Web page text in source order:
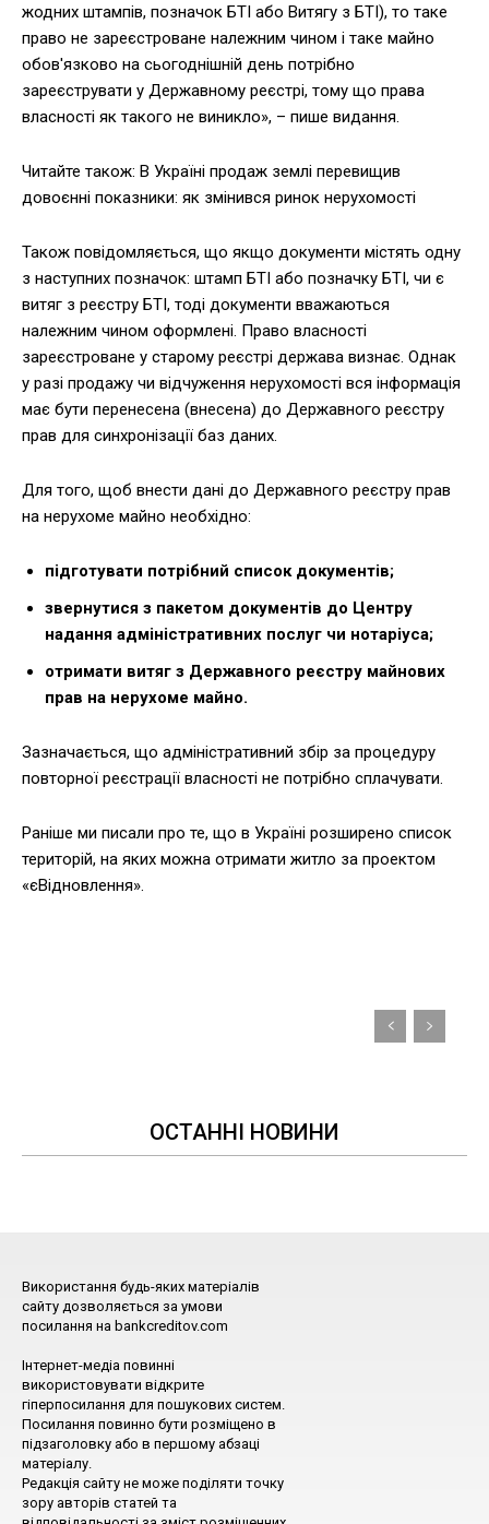
жодних штампів, позначок БТІ або Витягу з БТІ), то таке
право не зареєстроване належним чином і таке майно
обов'язково на сьогоднішній день потрібно
зареєструвати у Державному реєстрі, тому що права
власності як такого не виникло», – пише видання.
Читайте також: В Україні продаж землі перевищив
довоєнні показники: як змінився ринок нерухомості
Також повідомляється, що якщо документи містять одну
з наступних позначок: штамп БТІ або позначку БТІ, чи є
витяг з реєстру БТІ, тоді документи вважаються
належним чином оформлені. Право власності
зареєстроване у старому реєстрі держава визнає. Однак
у разі продажу чи відчуження нерухомості вся інформація
має бути перенесена (внесена) до Державного реєстру
прав для синхронізації баз даних.
Для того, щоб внести дані до Державного реєстру прав
на нерухоме майно необхідно:
підготувати потрібний список документів;
звернутися з пакетом документів до Центру
надання адміністративних послуг чи нотаріуса;
отримати витяг з Державного реєстру майнових
прав на нерухоме майно.
Зазначається, що адміністративний збір за процедуру
повторної реєстрації власності не потрібно сплачувати.
Раніше ми писали про те, що в Україні розширено список
територій, на яких можна отримати житло за проектом
«єВідновлення».
ОСТАННІ НОВИНИ
Використання будь-яких матеріалів
сайту дозволяється за умови
посилання на bankcreditov.com
Інтернет-медіа повинні
використовувати відкрите
гіперпосилання для пошукових систем.
Посилання повинно бути розміщено в
підзаголовку або в першому абзаці
матеріалу.
Редакція сайту не може поділяти точку
зору авторів статей та